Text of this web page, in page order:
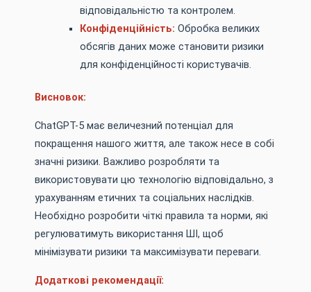
відповідальністю та контролем.
Конфіденційність: Обробка великих
обсягів даних може становити ризики
для конфіденційності користувачів.
Висновок:
ChatGPT-5 має величезний потенціал для
покращення нашого життя, але також несе в собі
значні ризики. Важливо розробляти та
використовувати цю технологію відповідально, з
урахуванням етичних та соціальних наслідків.
Необхідно розробити чіткі правила та норми, які
регулюватимуть використання ШІ, щоб
мінімізувати ризики та максимізувати переваги.
Додаткові рекомендації: